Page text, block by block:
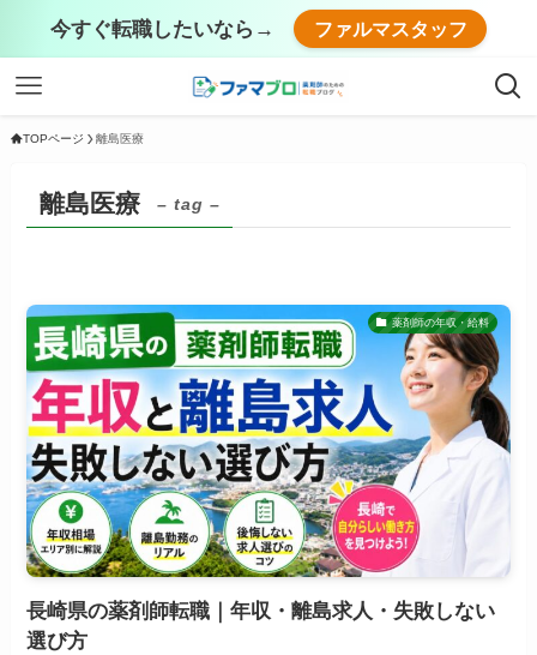
今すぐ転職したいなら→ ファルマスタッフ
TOPページ 離島医療
離島医療 – tag –
薬剤師の年収・給料
長崎県の薬剤師転職｜年収・離島求人・失敗しない
選び方